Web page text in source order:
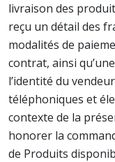
livraison des
reçu un détail des
modalités de
contrat, ainsi
l’identité du
téléphoniques et
contexte de la
honorer la
de Produits